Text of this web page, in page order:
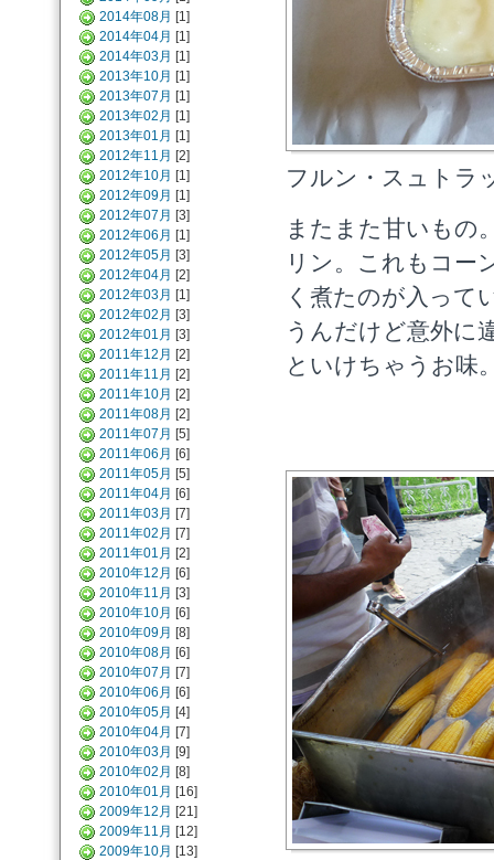
2014年08月 [1]
2014年04月 [1]
2014年03月 [1]
2013年10月 [1]
2013年07月 [1]
2013年02月 [1]
2013年01月 [1]
2012年11月 [2]
2012年10月 [1]
2012年09月 [1]
2012年07月 [3]
2012年06月 [1]
2012年05月 [3]
2012年04月 [2]
2012年03月 [1]
2012年02月 [3]
2012年01月 [3]
2011年12月 [2]
2011年11月 [2]
2011年10月 [2]
2011年08月 [2]
2011年07月 [5]
2011年06月 [6]
2011年05月 [5]
2011年04月 [6]
2011年03月 [7]
2011年02月 [7]
2011年01月 [2]
2010年12月 [6]
2010年11月 [3]
2010年10月 [6]
2010年09月 [8]
2010年08月 [6]
2010年07月 [7]
2010年06月 [6]
2010年05月 [4]
2010年04月 [7]
2010年03月 [9]
2010年02月 [8]
2010年01月 [16]
2009年12月 [21]
2009年11月 [12]
2009年10月 [13]
フルン・スュトラ
またまた甘いもの
リン。これもコー
く煮たのが入って
うんだけど意外に
といけちゃうお味